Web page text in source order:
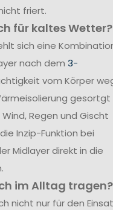
friert.
für kaltes Wetter?
sich eine
nach dem 3-
vom Körper
gesortgt
Regen und Gischt
Inzip-Funktion bei
Midlayer direkt in die
im Alltag tragen?
nicht nur für den